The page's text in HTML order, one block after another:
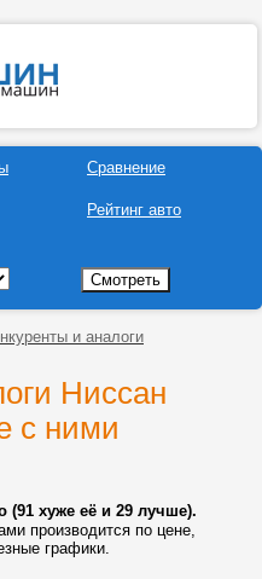
Сравнение
Рейтинг авто
и аналоги
Ниссан
с ними
(91 хуже её и 29 лучше).
производится по цене,
графики.